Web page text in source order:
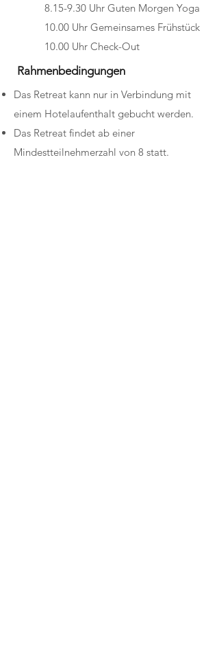
8.15-9.30 Uhr Guten Morgen Yoga
10.00 Uhr Gemeinsames Frühstück
10.00 Uhr Check-Out
Rahmenbedingungen
Das Retreat kann nur in Verbindung mit
einem Hotelaufenthalt gebucht werden.
Das Retreat findet ab einer
Mindestteilnehmerzahl von 8 statt.